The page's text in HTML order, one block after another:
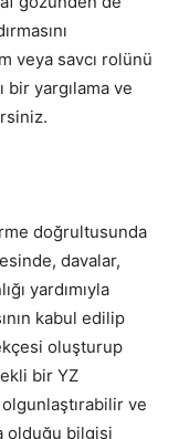
veya savcı rolünü
yargılama ve
doğrultusunda
davalar,
yardımıyla
kabul edilip
oluşturup
bir YZ
ve
olduğu bilgisi